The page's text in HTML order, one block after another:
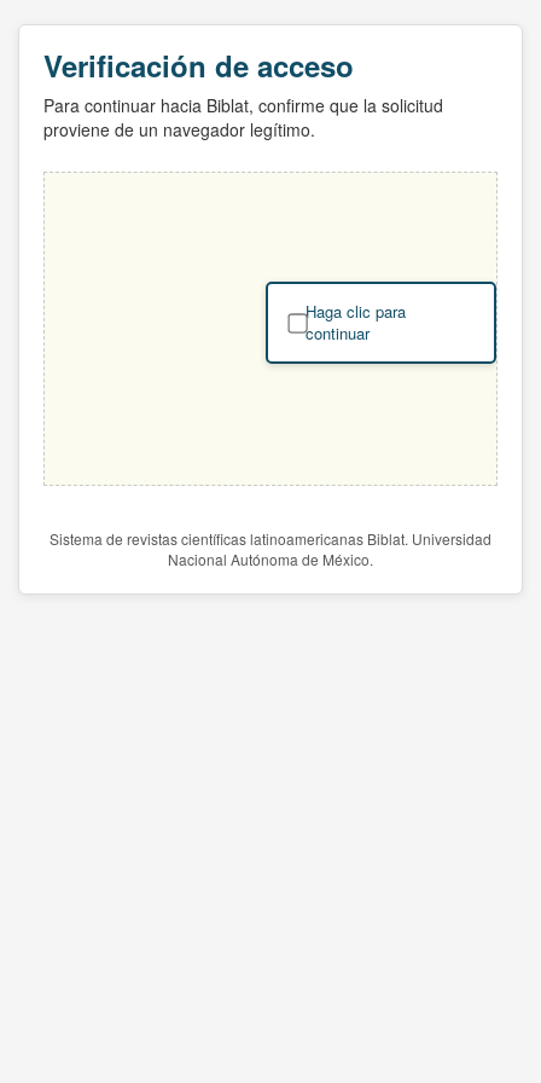
Verificación de acceso
Para continuar hacia Biblat, confirme que la solicitud
proviene de un navegador legítimo.
Haga clic para
continuar
Sistema de revistas científicas latinoamericanas Biblat. Universidad
Nacional Autónoma de México.